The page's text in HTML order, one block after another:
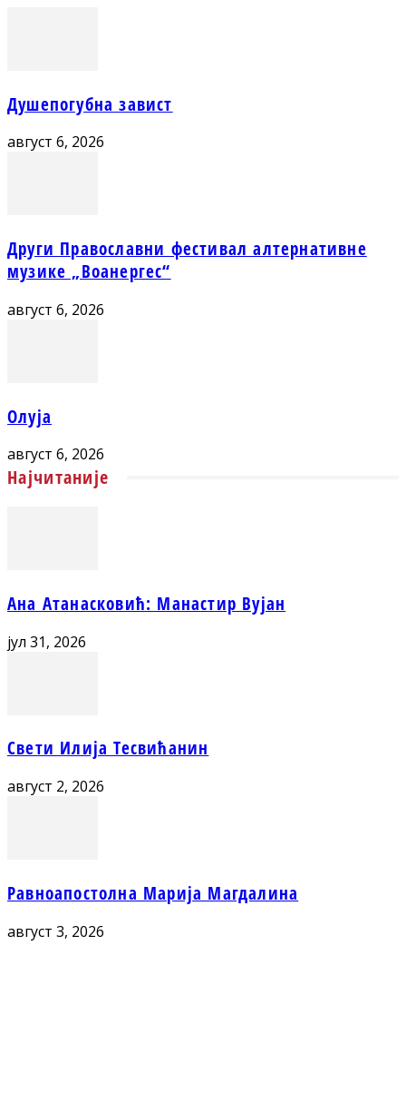
Душепогубна завист
август 6, 2026
Други Православни фестивал алтернативне
музике „Воанергес“
август 6, 2026
Олуја
август 6, 2026
Најчитаније
Ана Атанасковић: Манастир Вујан
јул 31, 2026
Свети Илија Тесвићанин
август 2, 2026
Равноапостолна Марија Магдалина
август 3, 2026